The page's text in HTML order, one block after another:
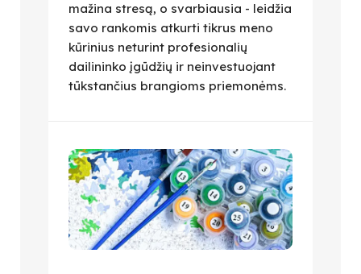
mažina stresą, o svarbiausia - leidžia
savo rankomis atkurti tikrus meno
kūrinius neturint profesionalių
dailininko įgūdžių ir neinvestuojant
tūkstančius brangioms priemonėms.